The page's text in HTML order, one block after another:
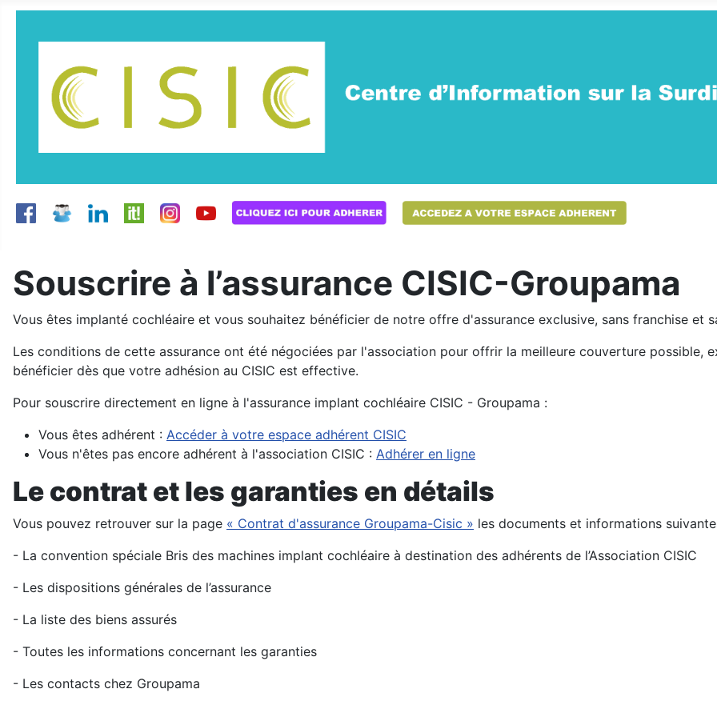
Souscrire à l’assurance CISIC-Groupama
Vous êtes implanté cochléaire et vous souhaitez bénéficier de notre offre d'assurance exclusive, sans franchise et
Les conditions de cette assurance ont été négociées par l'association pour offrir la meilleure couverture possible,
bénéficier dès que votre adhésion au CISIC est effective.
Pour souscrire directement en ligne à l'assurance implant cochléaire CISIC - Groupama :
Vous êtes adhérent : Accéder à votre espace adhérent CISIC
Vous n'êtes pas encore adhérent à l'association CISIC : Adhérer en ligne
Le contrat et les garanties en détails
Vous pouvez retrouver sur la page « Contrat d'assurance Groupama-Cisic » les documents et informations
- La convention spéciale Bris des machines implant cochléaire à destination des adhérents de l’Association CISIC
- Les dispositions générales de l’assurance
- La liste des biens assurés
- Toutes les informations concernant les garanties
- Les contacts chez Groupama